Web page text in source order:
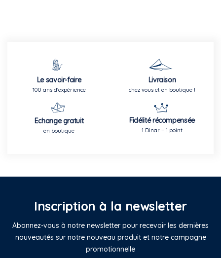
Le savoir-faire
100 ans d'expérience
Livraison
chez vous et en boutique !
Echange gratuit
en boutique
Fidélité récompensée
1 Dinar = 1 point
Inscription à la newsletter
Abonnez-vous à notre newsletter pour recevoir les dernières
nouveautés sur notre nouveau produit et notre campagne
promotionnelle